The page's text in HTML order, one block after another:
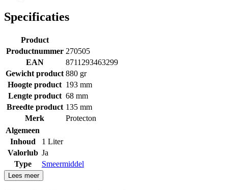
Specificaties
Product
Productnummer 270505
EAN
8711293463299
Gewicht product 880 gr
Hoogte product 193 mm
Lengte product 68 mm
Breedte product 135 mm
Merk
Protecton
Algemeen
Inhoud
1 Liter
Valorlub Ja
Type
Smeermiddel
Lees meer